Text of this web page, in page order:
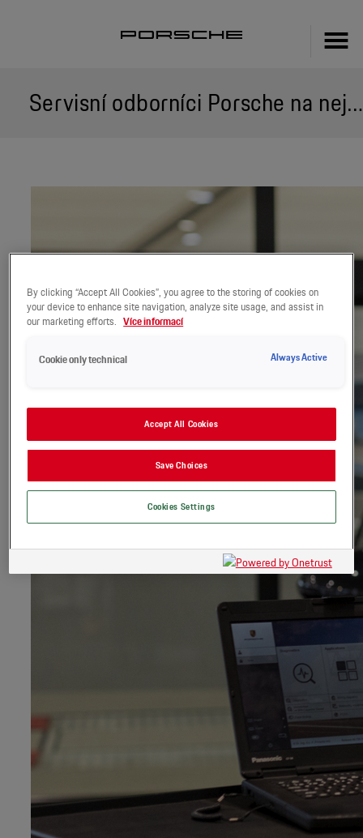
Servisní odborníci Porsche na nejvyšší úrovni
By clicking “Accept All Cookies”, you agree to the storing of cookies on
your device to enhance site navigation, analyze site usage, and assist in
our marketing efforts. Více informací
Cookie only technical Always Active
Accept All Cookies
Save Choices
Cookies Settings